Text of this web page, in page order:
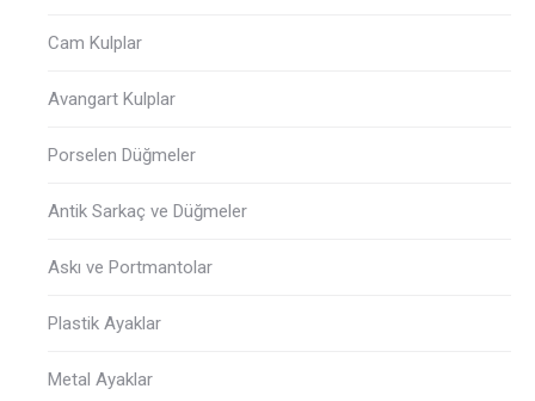
Cam Kulplar
Avangart Kulplar
Porselen Düğmeler
Antik Sarkaç ve Düğmeler
Askı ve Portmantolar
Plastik Ayaklar
Metal Ayaklar